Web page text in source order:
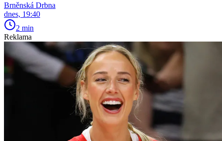
Brněnská Drbna
dnes, 19:40
2 min
Reklama